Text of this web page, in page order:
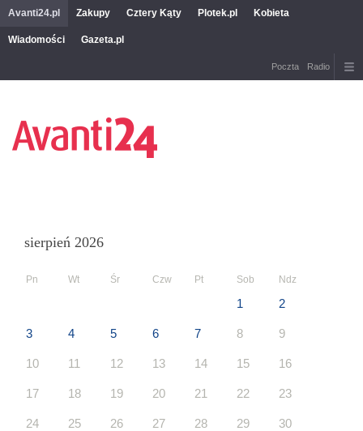
Avanti24.pl Zakupy Cztery Kąty Plotek.pl Kobieta
Wiadomości Gazeta.pl
Poczta Radio
sierpień 2026
Pn Wt Śr Czw Pt Sob Ndz
1 2
3 4 5 6 7 8 9
10 11 12 13 14 15 16
17 18 19 20 21 22 23
24 25 26 27 28 29 30